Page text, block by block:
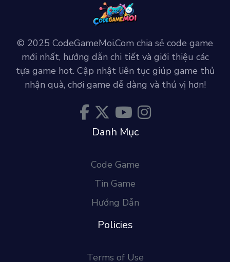
© 2025 CodeGameMoi.Com chia sẻ code game
mới nhất, hướng dẫn chi tiết và giới thiệu các
tựa game hot. Cập nhật liên tục giúp game thủ
nhận quà, chơi game dễ dàng và thú vị hơn!
Danh Mục
Code Game
Tin Game
Hướng Dẫn
Policies
Terms of Use